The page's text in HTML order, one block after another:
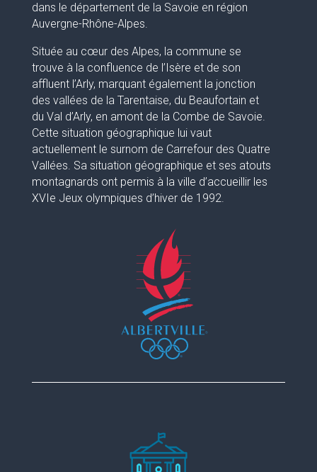
dans le département de la Savoie en région
Auvergne-Rhône-Alpes.
Située au cœur des Alpes, la commune se
trouve à la confluence de l’Isère et de son
affluent l’Arly, marquant également la jonction
des vallées de la Tarentaise, du Beaufortain et
du Val d’Arly, en amont de la Combe de Savoie.
Cette situation géographique lui vaut
actuellement le surnom de Carrefour des Quatre
Vallées. Sa situation géographique et ses atouts
montagnards ont permis à la ville d’accueillir les
XVIe Jeux olympiques d’hiver de 1992.